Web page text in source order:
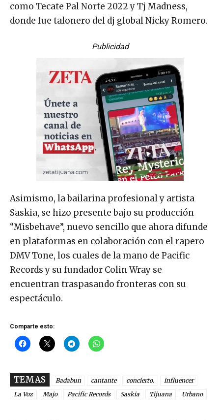
como Tecate Pal Norte 2022 y Tj Madness,
donde fue talonero del dj global Nicky Romero.
Publicidad
Asimismo, la bailarina profesional y artista
Saskia, se hizo presente bajo su producción
“Misbehave”, nuevo sencillo que ahora difunde
en plataformas en colaboración con el rapero
DMV Tone, los cuales de la mano de Pacific
Records y su fundador Colin Wray se
encuentran traspasando fronteras con su
espectáculo.
Comparte esto:
TEMAS Badabun cantante concierto.
influencer
La Voz
Majo Pacific Records Saskia Tijuana Urbano